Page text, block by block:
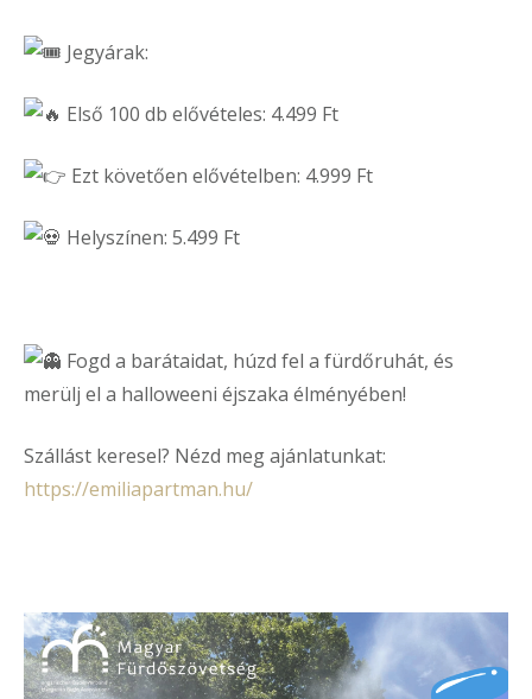
Jegyárak:
Első 100 db elővételes: 4.499 Ft
Ezt követően elővételben: 4.999 Ft
Helyszínen: 5.499 Ft
Fogd a barátaidat, húzd fel a fürdőruhát, és
merülj el a halloweeni éjszaka élményében!
Szállást keresel? Nézd meg ajánlatunkat:
https://emiliapartman.hu/